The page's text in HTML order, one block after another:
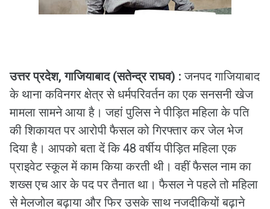
उत्तर प्रदेश, गाजियाबाद (सतेन्द्र राघव) :जनपद गाजियाबाद
के थाना कविनगर क्षेत्र से धर्मपरिवर्तन का एक सनसनी खेज
मामला सामने आया है। जहां पुलिस ने पीड़ित महिला के पति
की शिकायत पर आरोपी फैसल को गिरफ्तार कर जेल भेज
दिया है। आपको बता दें कि 48 वर्षीय पीड़ित महिला एक
प्राइवेट स्कूल में काम किया करती थी। वहीं फैसल नाम का
शख्स एच आर के पद पर तैनात था। फैसल ने पहले तो महिला
से मेलजोल बढ़ाया और फिर उसके साथ नजदीकियों बढ़ाने